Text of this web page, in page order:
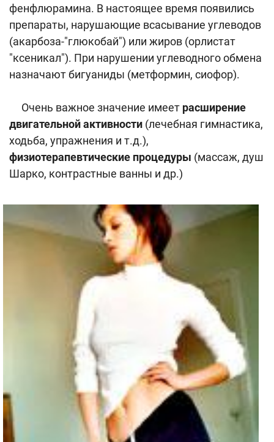
фенфлюрамина. В настоящее время появились
препараты, нарушающие всасывание углеводов
(акарбоза-"глюкобай") или жиров (орлистат
"ксеникал"). При нарушении углеводного обмена
назначают бигуаниды (метформин, сиофор).
Очень важное значение имеет расширение
двигательной активности (лечебная гимнастика,
ходьба, упражнения и т.д.),
физиотерапевтические процедуры (массаж, душ
Шарко, контрастные ванны и др.)